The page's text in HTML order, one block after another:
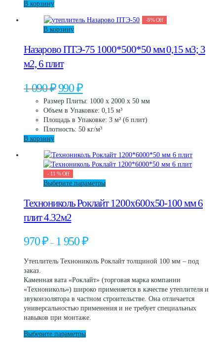
В корзину
-9% Off
В корзину
Назарово ПТЭ-75 1000*500*50 мм 0,15 м3; 3
м2, 6 плит
1 090₽ Первоначальная
цена
составляла
1
090 ₽.
990₽Текущая
цена:
990 ₽.
Размер Плиты: 1000 х 2000 х 50 мм
Объем в Упаковке: 0,15 м³
Площадь в Упаковке: 3 м² (6 плит)
Плотность: 50 кг/м³
В корзину
- 11 % Off
Выберите параметрыЭтот
имеет
несколько
Технониколь Роклайт 1200х600х50-100 мм 6
плит 4.32м2
970₽ – 1 950₽Диапазон
–
950 ₽
Утеплитель Технониколь Роклайт толщиной 100 мм – под
заказ.
Каменная вата «Роклайт» (торговая марка компании
«Технониколь») широко применяется в качестве утеплителя и
звукоизолятора в частном строительстве. Она отличается
универсальностью применения и не требует специальных
навыков при монтаже.
Выберите параметрыЭтот